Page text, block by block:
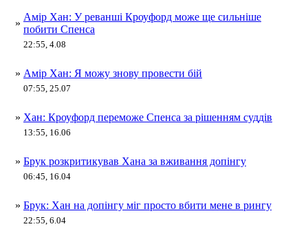
»
Амір Хан: У реванші Кроуфорд може ще сильніше
побити Спенса
22:55, 4.08
» Амір Хан: Я можу знову провести бій
07:55, 25.07
» Хан: Кроуфорд переможе Спенса за рішенням суддів
13:55, 16.06
» Брук розкритикував Хана за вживання допінгу
06:45, 16.04
» Брук: Хан на допінгу міг просто вбити мене в рингу
22:55, 6.04